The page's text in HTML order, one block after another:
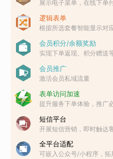
展示电子菜单，在线下单
逻辑表单
根据所选套餐智能显示对
会员积分/余额奖励
实现下单返现、积分赠送
会员推广
激活会员私域流量
表单访问加速
提升服务下单体验，推广
短信平台
开展短信营销，即时触达
全平台适配
可嵌入公众号/小程序，拓